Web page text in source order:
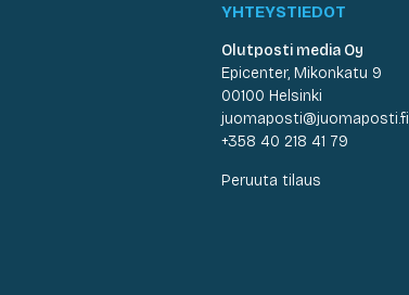
YHTEYSTIEDOT
Olutposti media Oy
Epicenter, Mikonkatu 9
00100 Helsinki
juomaposti@juomaposti.fi
+358 40 218 41 79
Peruuta tilaus